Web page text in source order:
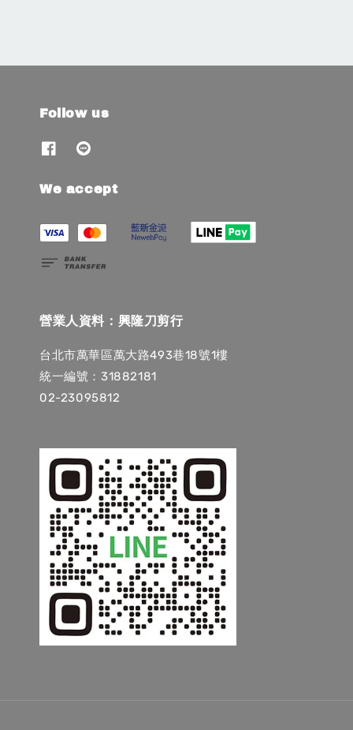
Follow us
We accept
營業人資料：興隆刀剪行
台北市萬華區萬大路493巷18號1樓
統一編號：31882181
02-23095812